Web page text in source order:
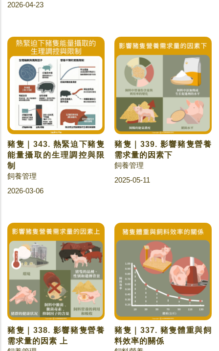
2026-04-23
豬隻｜343. 熱緊迫下豬隻
能量攝取的生理調控與限
制
飼養管理
2026-03-06
豬隻｜339. 影響豬隻營養
需求量的因素下
飼養管理
2025-05-11
豬隻｜338. 影響豬隻營養
需求量的因素 上
豬隻｜337. 豬隻體重與飼
料效率的關係